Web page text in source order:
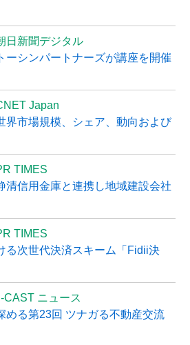
日新聞デジタル
ーシンパートナーズが講座を開催
Japan
界市場規模、シェア、動向および
TIMES
清信用金庫と連携し地域建設会社
TIMES
る次世代決済スキーム「Fidii決
CAST ニュース
める第23回 ツナガる不動産交流